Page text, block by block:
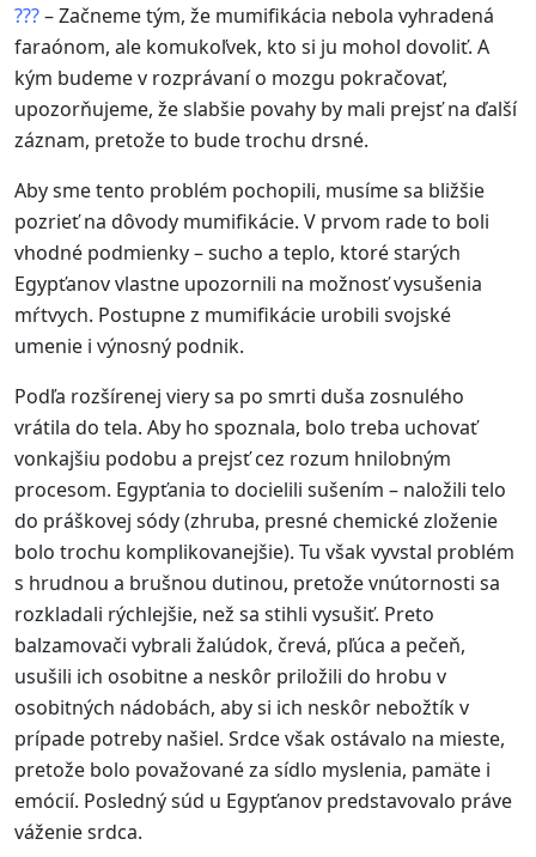
???–Začneme tým, že mumifikácia nebola vyhradená
faraónom, ale komukoľvek, kto si ju mohol dovoliť. A
kým budeme v rozprávaní o mozgu pokračovať,
upozorňujeme, že slabšie povahy by mali prejsť na ďalší
záznam, pretože to bude trochu drsné.
Aby sme tento problém pochopili, musíme sa bližšie
pozrieť na dôvody mumifikácie. V prvom rade to boli
vhodné podmienky – sucho a teplo, ktoré starých
Egypťanov vlastne upozornili na možnosť vysušenia
mŕtvych. Postupne z mumifikácie urobili svojské
umenie i výnosný podnik.
Podľa rozšírenej viery sa po smrti duša zosnulého
vrátila do tela. Aby ho spoznala, bolo treba uchovať
vonkajšiu podobu a prejsť cez rozum hnilobným
procesom. Egypťania to docielili sušením – naložili telo
do práškovej sódy (zhruba, presné chemické zloženie
bolo trochu komplikovanejšie). Tu však vyvstal problém
s hrudnou a brušnou dutinou, pretože vnútornosti sa
rozkladali rýchlejšie, než sa stihli vysušiť. Preto
balzamovači vybrali žalúdok, črevá, pľúca a pečeň,
usušili ich osobitne a neskôr priložili do hrobu v
osobitných nádobách, aby si ich neskôr nebožtík v
prípade potreby našiel. Srdce však ostávalo na mieste,
pretože bolo považované za sídlo myslenia, pamäte i
emócií. Posledný súd u Egypťanov predstavovalo práve
váženie srdca.